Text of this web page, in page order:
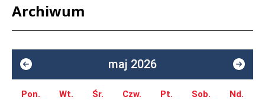
Archiwum
maj 2026
Pon. Wt. Śr. Czw. Pt. Sob. Nd.